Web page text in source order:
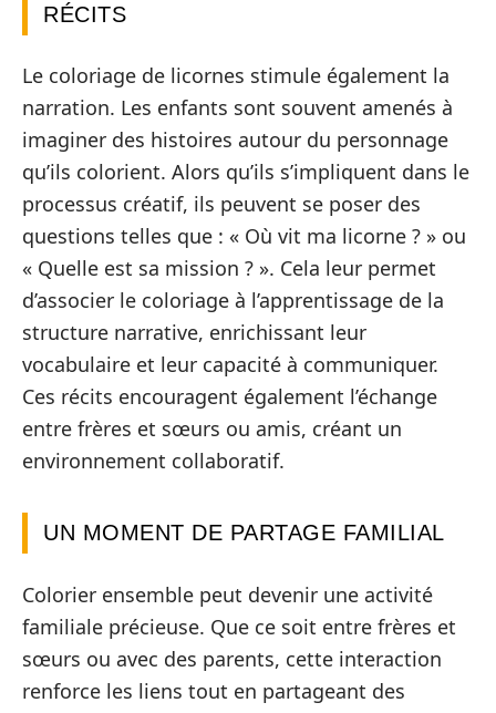
RÉCITS
Le coloriage de licornes stimule également la
narration. Les enfants sont souvent amenés à
imaginer des histoires autour du personnage
qu’ils colorient. Alors qu’ils s’impliquent dans le
processus créatif, ils peuvent se poser des
questions telles que : « Où vit ma licorne ? » ou
« Quelle est sa mission ? ». Cela leur permet
d’associer le coloriage à l’apprentissage de la
structure narrative, enrichissant leur
vocabulaire et leur capacité à communiquer.
Ces récits encouragent également l’échange
entre frères et sœurs ou amis, créant un
environnement collaboratif.
UN MOMENT DE PARTAGE FAMILIAL
Colorier ensemble peut devenir une activité
familiale précieuse. Que ce soit entre frères et
sœurs ou avec des parents, cette interaction
renforce les liens tout en partageant des